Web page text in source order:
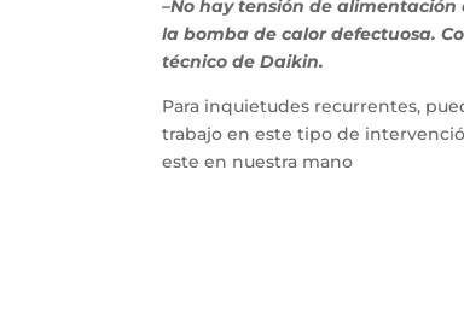
–No hay tensión de
la bomba de calor defectuosa.
técnico de Daikin.
Para inquietudes recurrentes,
trabajo en este tipo de
este en nuestra mano